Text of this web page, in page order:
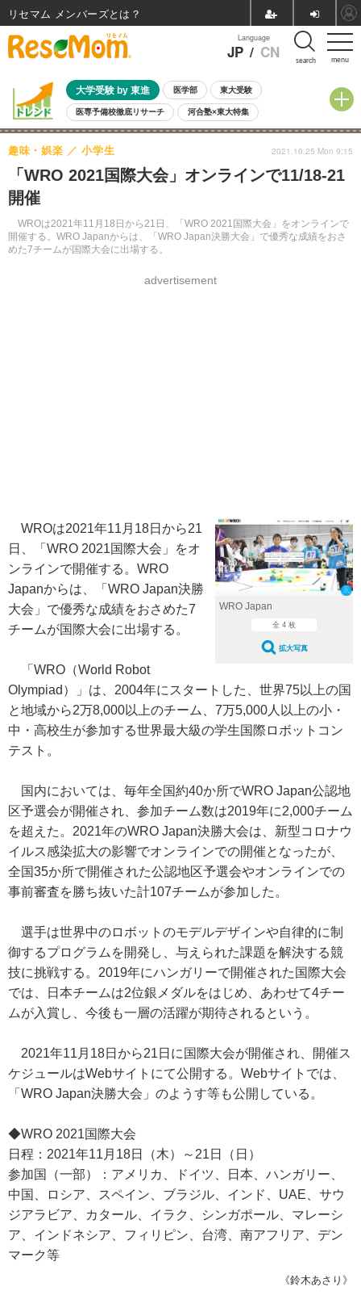
menu
Language
JP / CN search
大学受験 by 東進 医学部 東大受験
医専予備校徹底リサーチ 河合塾×東大特集
親子で考える大学選び 高校受験 中学受験 小学校受験
共通テスト 夏休み
8月開催イベント・WS 全国公立高校 過去問 人気記事
自由研究教材（小学生向け）
「WRO 2021国際大会」オンラインで11/18-21
開催
WROは2021年11月18日から21日、「WRO 2021国際大会」をオンラインで
開催する。WRO Japanからは、「WRO Japan決勝大会」で優秀な成績をおさ
めた7チームが国際大会に出場する。
趣味・娯楽 小学生
advertisement
2021.10.25 Mon 9:15
WRO Japan
全 4 枚
拡大写真
WROは2021年11月18日から21
日、「WRO 2021国際大会」をオ
ンラインで開催する。WRO
Japanからは、「WRO Japan決勝
大会」で優秀な成績をおさめた7
チームが国際大会に出場する。
「WRO（World Robot
Olympiad）」は、2004年にスタートした、世界75以上の国
と地域から2万8,000以上のチーム、7万5,000人以上の小・
中・高校生が参加する世界最大級の学生国際ロボットコン
テスト。
国内においては、毎年全国約40か所でWRO Japan公認地
区予選会が開催され、参加チーム数は2019年に2,000チーム
を超えた。2021年のWRO Japan決勝大会は、新型コロナウ
イルス感染拡大の影響でオンラインでの開催となったが、
全国35か所で開催された公認地区予選会やオンラインでの
事前審査を勝ち抜いた計107チームが参加した。
選手は世界中のロボットのモデルデザインや自律的に制
御するプログラムを開発し、与えられた課題を解決する競
技に挑戦する。2019年にハンガリーで開催された国際大会
では、日本チームは2位銀メダルをはじめ、あわせて4チー
ムが入賞し、今後も一層の活躍が期待されるという。
2021年11月18日から21日に国際大会が開催され、開催ス
ケジュールはWebサイトにて公開する。Webサイトでは、
「WRO Japan決勝大会」のようす等も公開している。
◆WRO 2021国際大会
日程：2021年11月18日（木）～21日（日）
参加国（一部）：アメリカ、ドイツ、日本、ハンガリー、
中国、ロシア、スペイン、ブラジル、インド、UAE、サウ
ジアラビア、カタール、イラク、シンガポール、マレーシ
ア、インドネシア、フィリピン、台湾、南アフリア、デン
マーク等
《鈴木あさり》
リセマム メンバーズ